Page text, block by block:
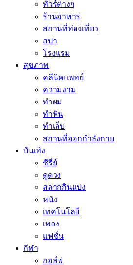
ทัวร์ต่างๆ
ร้านอาหาร
สถานที่ท่องเที่ยว
สปา
โรงแรม
สุขภาพ
คลีนิคแพทย์
ความงาม
ทำผม
ทำฟัน
ทำเล็บ
สถานที่ออกกำลังกาย
บันเทิง
ซีรี่ย์
ดูดวง
สลากกินแบ่ง
หนัง
เทคโนโลยี
เพลง
แฟชั่น
กีฬา
กอล์ฟ